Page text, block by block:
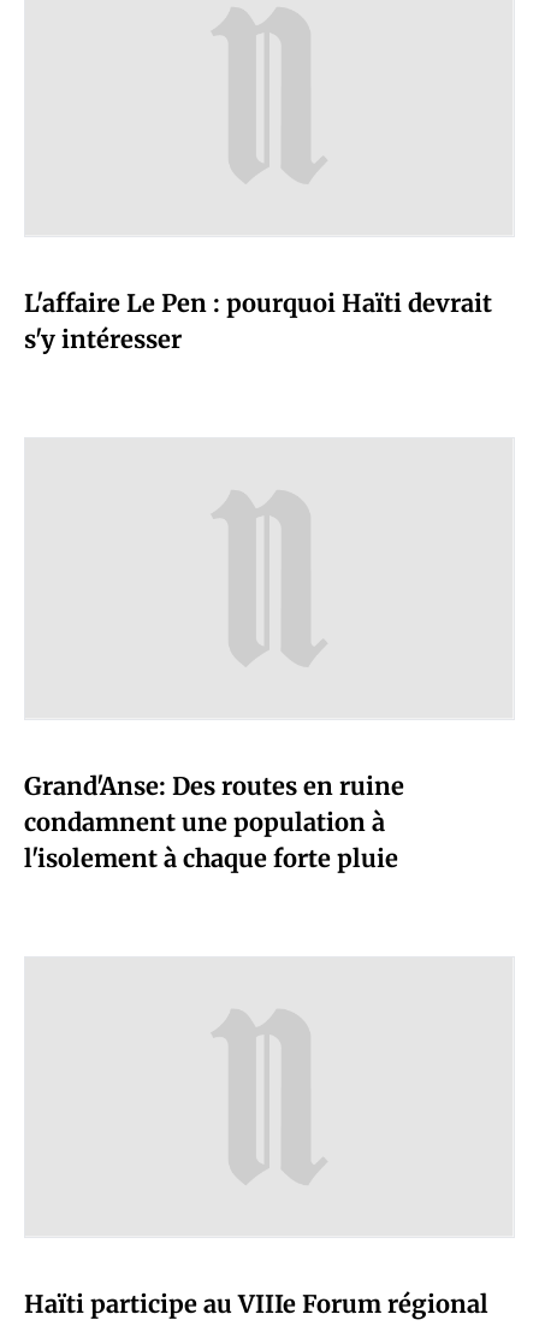
L'affaire Le Pen : pourquoi Haïti devrait
s'y intéresser
Grand'Anse: Des routes en ruine
condamnent une population à
l'isolement à chaque forte pluie
Haïti participe au VIIIe Forum régional